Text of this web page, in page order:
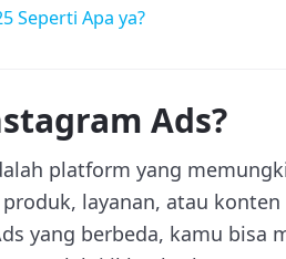
Seperti Apa ya?
Ads?
platform yang
layanan, atau
yang berbeda, kamu bisa